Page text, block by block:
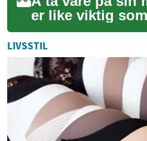
er like viktig
fysiske helse. I
hverdag kan det
LIVSSTIL